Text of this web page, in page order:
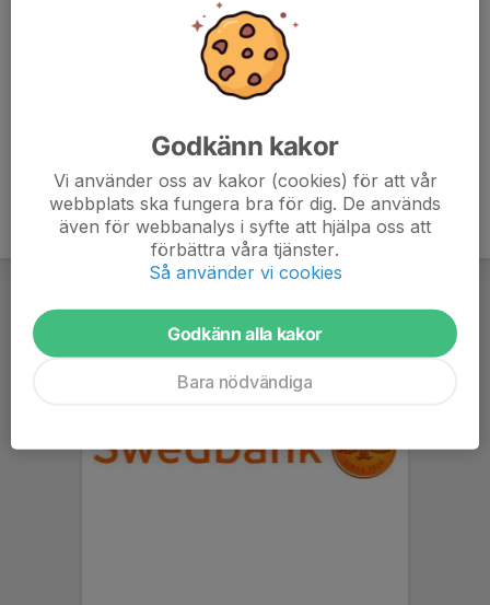
Godkänn kakor
Vi använder oss av kakor (cookies) för att vår
webbplats ska fungera bra för dig. De används
även för webbanalys i syfte att hjälpa oss att
förbättra våra tjänster.
Så använder vi cookies
Godkänn alla kakor
Bara nödvändiga